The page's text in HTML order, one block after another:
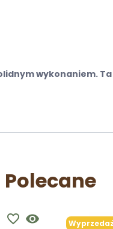
wykonaniem.
Polecane
visibility
favorite_border